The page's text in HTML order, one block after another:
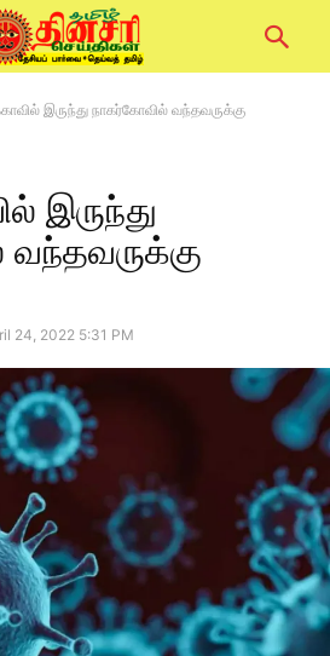
இருந்து நாகர்கோவில் வந்தவருக்கு
இருந்து
24, 2022 5:31 PM